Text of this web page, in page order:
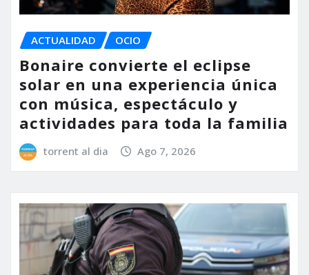
ACTUALIDAD OCIO
Bonaire convierte el eclipse
solar en una experiencia única
con música, espectáculo y
actividades para toda la familia
torrent al dia Ago 7, 2026